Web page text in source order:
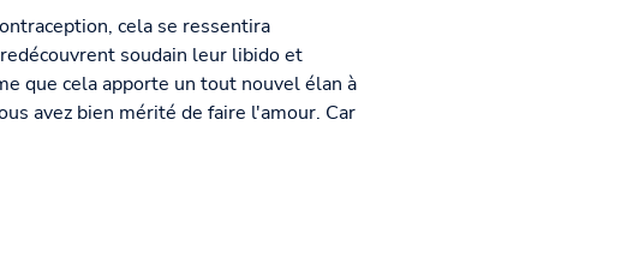
cela se ressentira
soudain leur libido et
que cela apporte un tout nouvel élan à
avez bien mérité de faire l'amour. Car